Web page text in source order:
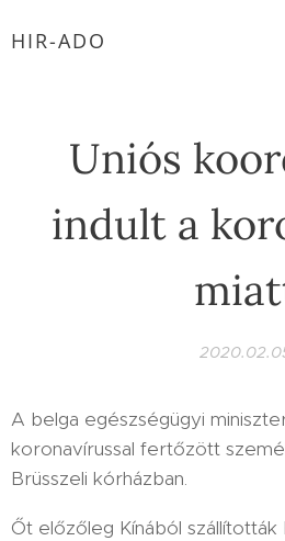
HIR-ADO
Uniós
indult a
A belga egészségügyi
koronavírussal fertőzött
Brüsszeli kórházban.
Őt előzőleg Kínából szállították